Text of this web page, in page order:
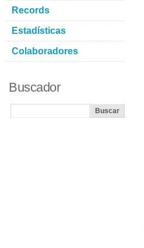
Records
Estadísticas
Colaboradores
Buscador